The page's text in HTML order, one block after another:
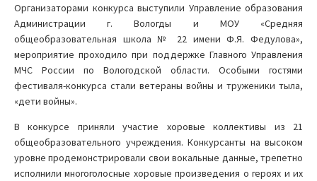
Организаторами конкурса выступили Управление образования
Администрации г. Вологды и МОУ «Средняя
общеобразовательная школа № 22 имени Ф.Я. Федулова»,
мероприятие проходило при поддержке Главного Управления
МЧС России по Вологодской области. Особыми гостями
фестиваля-конкурса стали ветераны войны и труженики тыла,
«дети войны».
В конкурсе приняли участие хоровые коллективы из 21
общеобразовательного учреждения. Конкурсанты на высоком
уровне продемонстрировали свои вокальные данные, трепетно
исполнили многоголосные хоровые произведения о героях и их